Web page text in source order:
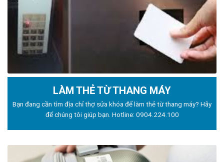
LÀM THẺ TỪ THANG MÁY
Bạn đang cần tìm địa chỉ thợ sửa khóa để làm thẻ từ thang máy? Hãy
để chúng tôi giúp bạn. Hotline: 0904.224.100